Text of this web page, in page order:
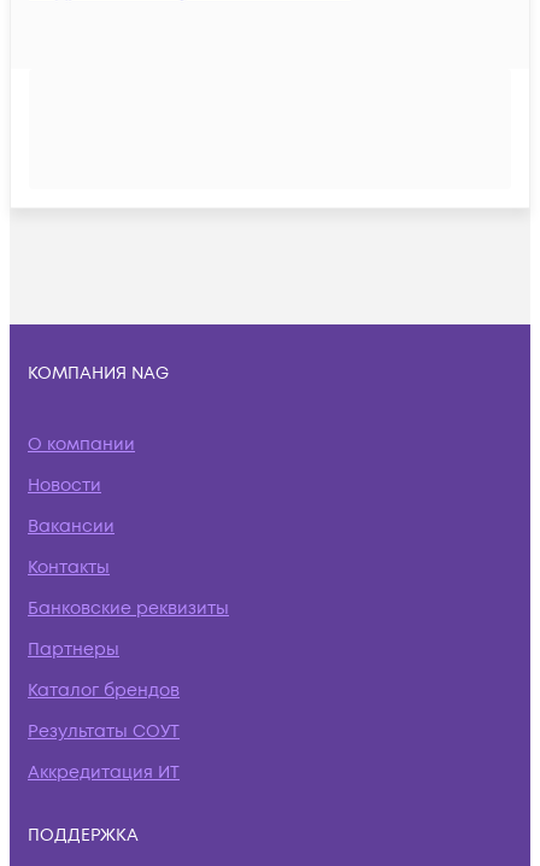
КОМПАНИЯ NAG
О компании
Новости
Вакансии
Контакты
Банковские реквизиты
Партнеры
Каталог брендов
Результаты СОУТ
Аккредитация ИТ
ПОДДЕРЖКА